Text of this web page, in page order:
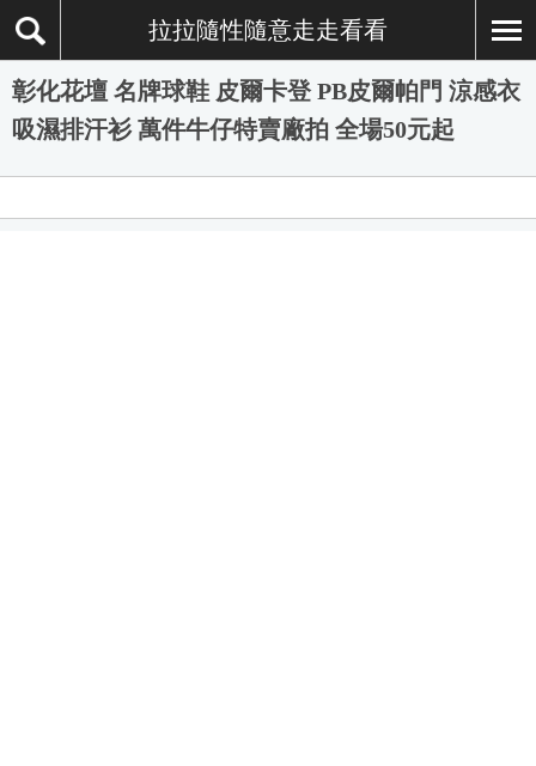
拉拉隨性隨意走走看看
彰化花壇 名牌球鞋 皮爾卡登 PB皮爾帕門 涼感衣
吸濕排汗衫 萬件牛仔特賣廠拍 全場50元起